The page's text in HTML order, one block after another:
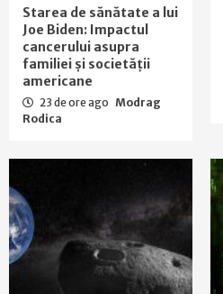
Starea de sănătate a lui
Joe Biden: Impactul
cancerului asupra
familiei și societății
americane
23 de ore ago Modrag
Rodica